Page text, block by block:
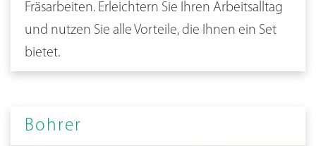
Fräsarbeiten. Erleichtern Sie Ihren Arbeitsalltag
und nutzen Sie alle Vorteile, die Ihnen ein Set
bietet.
Bohrer